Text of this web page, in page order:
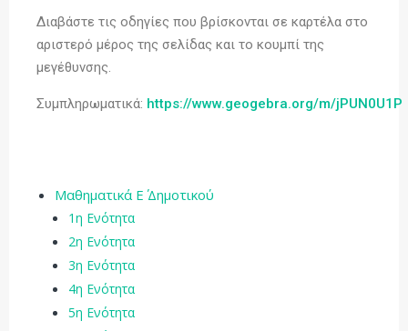
Διαβάστε τις οδηγίες που βρίσκονται σε καρτέλα στο
αριστερό μέρος της σελίδας και το κουμπί της
μεγέθυνσης.
Συμπληρωματικά: https://www.geogebra.org/m/jPUN0U1P
Μαθηματικά Ε΄ Δημοτικού
1η Ενότητα
2η Ενότητα
3η Ενότητα
4η Ενότητα
5η Ενότητα